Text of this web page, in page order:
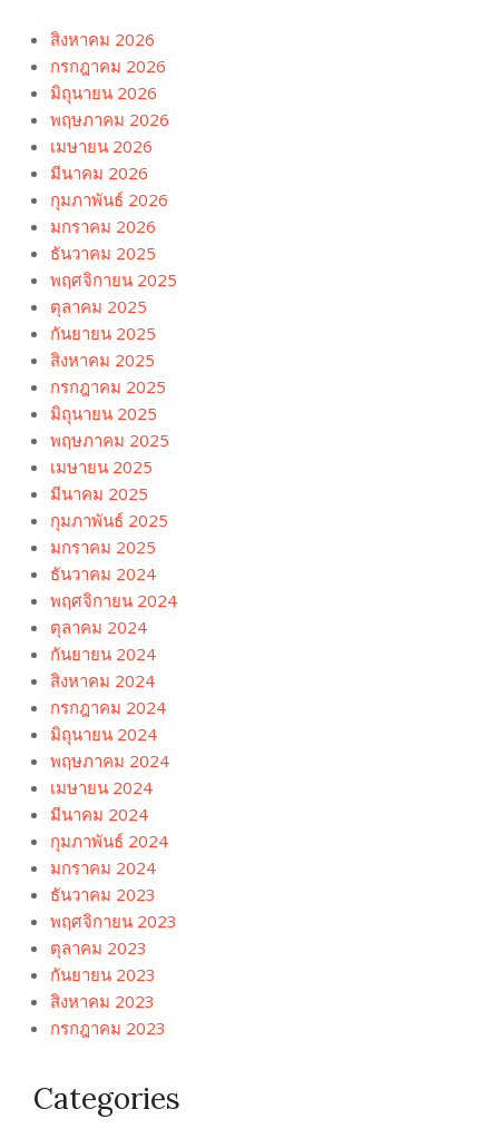
สิงหาคม 2026
กรกฎาคม 2026
มิถุนายน 2026
พฤษภาคม 2026
เมษายน 2026
มีนาคม 2026
กุมภาพันธ์ 2026
มกราคม 2026
ธันวาคม 2025
พฤศจิกายน 2025
ตุลาคม 2025
กันยายน 2025
สิงหาคม 2025
กรกฎาคม 2025
มิถุนายน 2025
พฤษภาคม 2025
เมษายน 2025
มีนาคม 2025
กุมภาพันธ์ 2025
มกราคม 2025
ธันวาคม 2024
พฤศจิกายน 2024
ตุลาคม 2024
กันยายน 2024
สิงหาคม 2024
กรกฎาคม 2024
มิถุนายน 2024
พฤษภาคม 2024
เมษายน 2024
มีนาคม 2024
กุมภาพันธ์ 2024
มกราคม 2024
ธันวาคม 2023
พฤศจิกายน 2023
ตุลาคม 2023
กันยายน 2023
สิงหาคม 2023
กรกฎาคม 2023
Categories